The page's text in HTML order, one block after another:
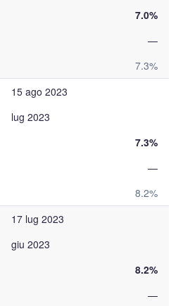
7.0%
—
7.3%
15 ago 2023
lug 2023
7.3%
—
8.2%
17 lug 2023
giu 2023
8.2%
—